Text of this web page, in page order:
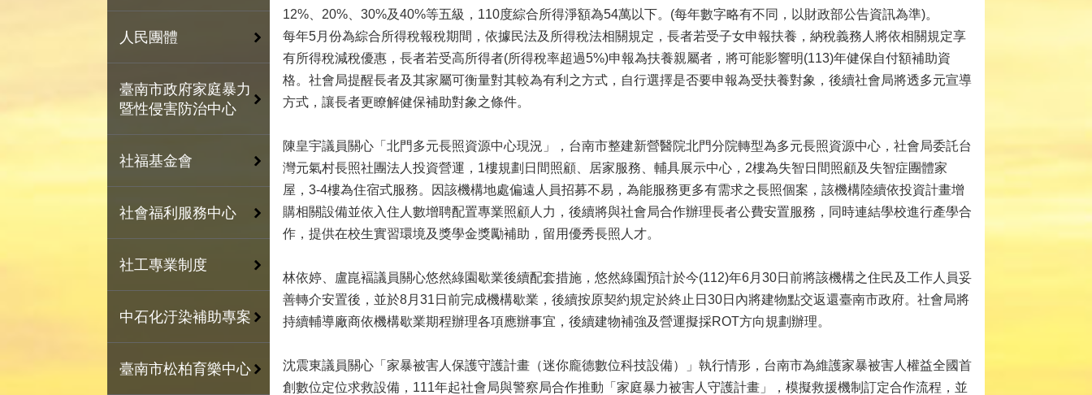
人民團體
臺南市政府家庭暴力
暨性侵害防治中心
社福基金會
社會福利服務中心
社工專業制度
中石化汙染補助專案
臺南市松柏育樂中心
12%、20%、30%及40%等五級，110度綜合所得淨額為54萬以下。(每年數字略有不同，以財政部公告資訊為準)。
每年5月份為綜合所得稅報稅期間，依據民法及所得稅法相關規定，長者若受子女申報扶養，納稅義務人將依相關規定享
有所得稅減稅優惠，長者若受高所得者(所得稅率超過5%)申報為扶養親屬者，將可能影響明(113)年健保自付額補助資
格。社會局提醒長者及其家屬可衡量對其較為有利之方式，自行選擇是否要申報為受扶養對象，後續社會局將透多元宣導
方式，讓長者更瞭解健保補助對象之條件。
陳皇宇議員關心「北門多元長照資源中心現況」，台南市整建新營醫院北門分院轉型為多元長照資源中心，社會局委託台
灣元氣村長照社團法人投資營運，1樓規劃日間照顧、居家服務、輔具展示中心，2樓為失智日間照顧及失智症團體家
屋，3-4樓為住宿式服務。因該機構地處偏遠人員招募不易，為能服務更多有需求之長照個案，該機構陸續依投資計畫增
購相關設備並依入住人數增聘配置專業照顧人力，後續將與社會局合作辦理長者公費安置服務，同時連結學校進行產學合
作，提供在校生實習環境及獎學金獎勵補助，留用優秀長照人才。
林依婷、盧崑褔議員關心悠然綠園歇業後續配套措施，悠然綠園預計於今(112)年6月30日前將該機構之住民及工作人員妥
善轉介安置後，並於8月31日前完成機構歇業，後續按原契約規定於終止日30日內將建物點交返還臺南市政府。社會局將
持續輔導廠商依機構歇業期程辦理各項應辦事宜，後續建物補強及營運擬採ROT方向規劃辦理。
沈震東議員關心「家暴被害人保護守護計畫（迷你龐德數位科技設備）」執行情形，台南市為維護家暴被害人權益全國首
創數位定位求救設備，111年起社會局與警察局合作推動「家庭暴力被害人守護計畫」，模擬救援機制訂定合作流程，並